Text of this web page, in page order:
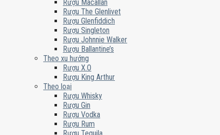
Rượu Macallan
Rượu The Glenlivet
Rượu Glenfiddich
Rượu Singleton
Rượu Johnnie Walker
Rượu Ballantine’s
Theo xu hướng
Rượu X.O
Rượu King Arthur
Theo loại
Rượu Whisky
Rượu Gin
Rượu Vodka
Rượu Rum